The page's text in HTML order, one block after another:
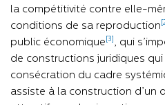
la compétitivité contre elle-
conditions de sa reproduction
public économique [3] , qui
de constructions juridiques
consécration du cadre
assiste à la construction d’un